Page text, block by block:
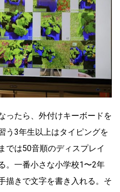
ったら、外付けキーボードを
う3年生以上はタイピングを
では50音順のディスプレイ
。一番小さな小学校1〜2年
描きで文字を書き入れる。そ